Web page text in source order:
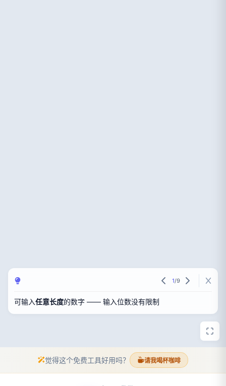
可输入任意长度的数字 —— 输入位数没有限制
1/9
觉得这个免费工具好用吗？ 请我喝杯咖啡